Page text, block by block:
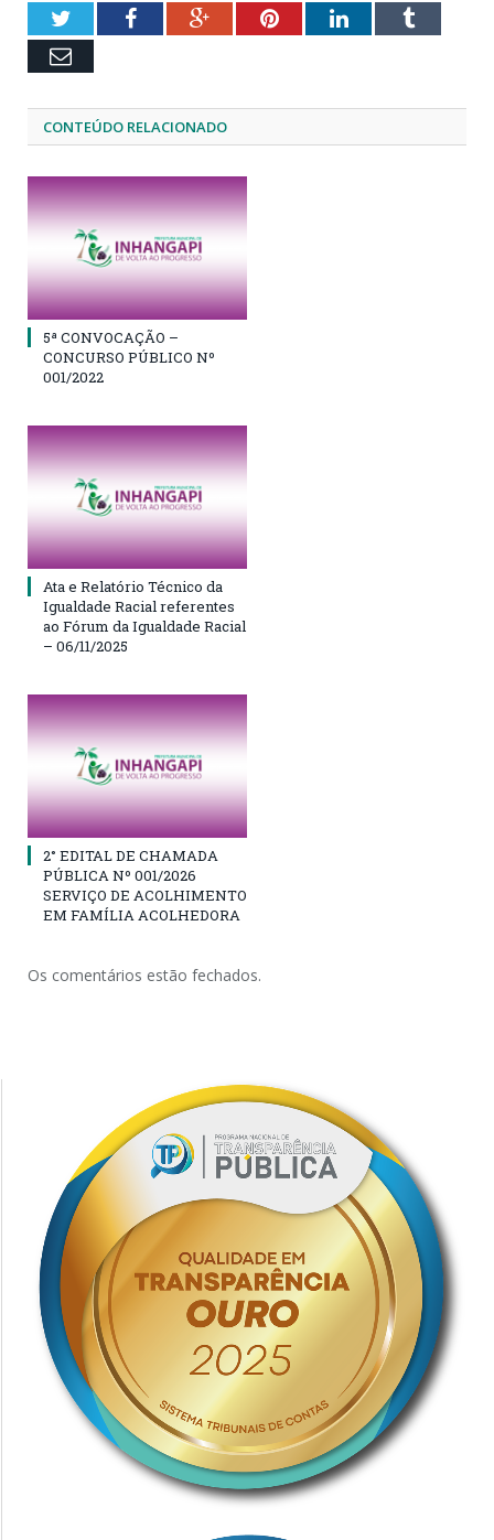
TwitterFacebookGoogle+PinterestLinkedInTumblr
Email
CONTEÚDO RELACIONADO
5ª CONVOCAÇÃO –
CONCURSO PÚBLICO Nº
001/2022
Ata e Relatório Técnico da
Igualdade Racial referentes
ao Fórum da Igualdade Racial
– 06/11/2025
2° EDITAL DE CHAMADA
PÚBLICA Nº 001/2026
SERVIÇO DE ACOLHIMENTO
EM FAMÍLIA ACOLHEDORA
Os comentários estão fechados.